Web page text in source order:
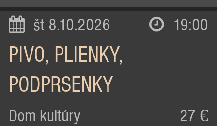
št 8.10.2026 19:00
PIVO, PLIENKY,
PODPRSENKY
Dom kultúry 27 €